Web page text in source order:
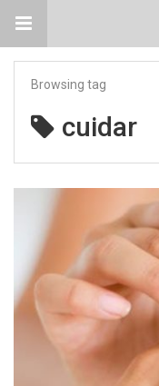
Browsing tag
cuidar